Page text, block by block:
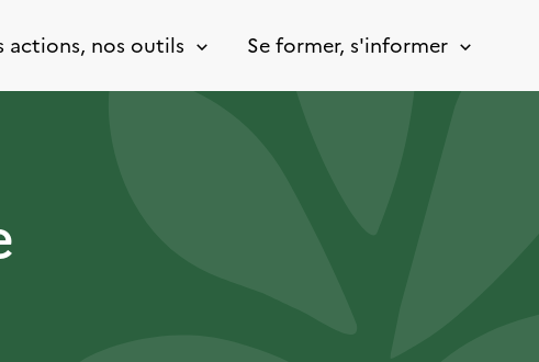
actions, nos outils Se former, s'informer